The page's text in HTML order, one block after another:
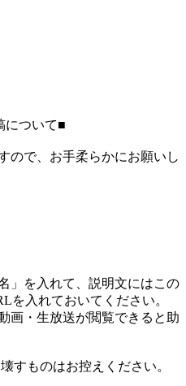
について■
ので、お手柔らかにお願いし
」を入れて、説明文にはこの
を入れておいてください。
画・生放送が閲覧できると助
すものはお控えください。